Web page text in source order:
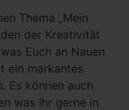
Thema „Mein
der Kreativität
Euch an Nauen
ein markantes
Es können auch
was Ihr gerne in